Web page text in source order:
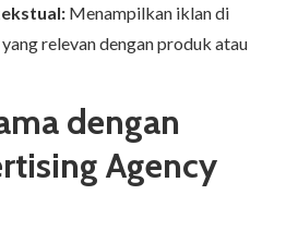
Menampilkan iklan di
relevan dengan produk atau
dengan
Agency